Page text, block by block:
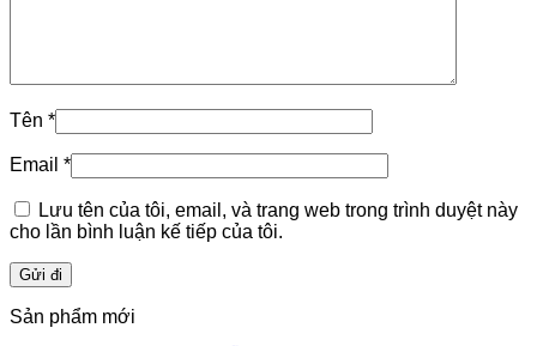
Tên *
Email *
Lưu tên của tôi, email, và trang web trong trình duyệt này
cho lần bình luận kế tiếp của tôi.
Sản phẩm mới